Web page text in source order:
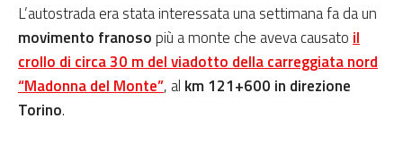
L’autostrada era stata interessata una settimana fa da un
movimento franosopiù a monte che aveva causato il
crollo di circa 30 m del viadotto della carreggiata nord
“Madonna del Monte”, al km 121+600 in direzione
Torino.